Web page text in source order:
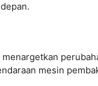
mesin